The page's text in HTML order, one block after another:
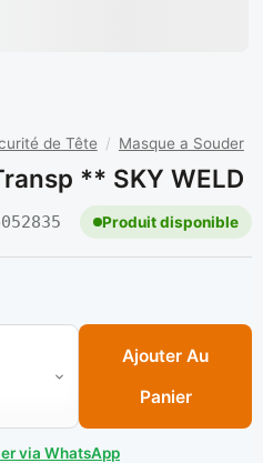
de Tête / Masque a Souder
** SKY WELD
052835 Produit disponible
** SKY WELD
Ajouter Au
Panier
via WhatsApp